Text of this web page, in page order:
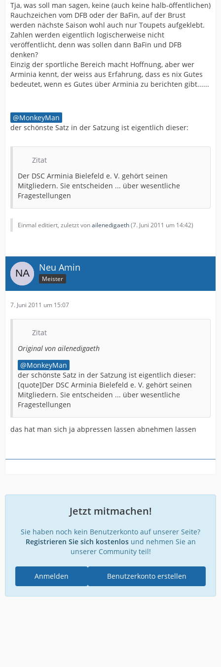
Tja, was soll man sagen, keine (auch keine halb-öffentlichen)
Rauchzeichen vom DFB oder der BaFin, auf der Brust
werden nächste Saison wohl auch nur Toupets aufgeklebt.
Zahlen werden eigentlich logischerweise nicht
veröffentlicht, denn was sollen dann BaFin und DFB
denken?
Einzig der sportliche Bereich macht Hoffnung, aber wer
Arminia kennt, der weiss aus Erfahrung, dass es nix Gutes
bedeutet, wenn es Gutes über Arminia zu berichten gibt......
MonkeyMan
der schönste Satz in der Satzung ist eigentlich dieser:
Zitat
Der DSC Arminia Bielefeld e. V. gehört seinen
Mitgliedern. Sie entscheiden ... über wesentliche
Fragestellungen
Einmal editiert, zuletzt vonailenedigaeth(7. Juni 2011 um 14:42)
Neu Amin
Meister
7. Juni 2011 um 15:07
Zitat
Original von ailenedigaeth
MonkeyMan
der schönste Satz in der Satzung ist eigentlich dieser:
[quote]Der DSC Arminia Bielefeld e. V. gehört seinen
Mitgliedern. Sie entscheiden ... über wesentliche
Fragestellungen
das hat man sich ja abpressen lassen abnehmen lassen
Jetzt mitmachen!
Sie haben noch kein Benutzerkonto auf unserer Seite?
Registrieren Sie sich kostenlosund nehmen Sie an
unserer Community teil!
Benutzerkonto erstellen
Anmelden